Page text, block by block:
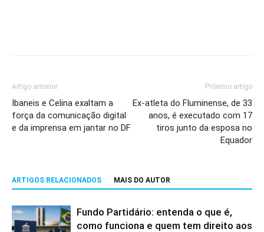
Artigo anterior
Ibaneis e Celina exaltam a
força da comunicação digital
e da imprensa em jantar no DF
Próximo artigo
Ex-atleta do Fluminense, de 33
anos, é executado com 17
tiros junto da esposa no
Equador
ARTIGOS RELACIONADOS MAIS DO AUTOR
Fundo Partidário: entenda o que é,
como funciona e quem tem direito aos